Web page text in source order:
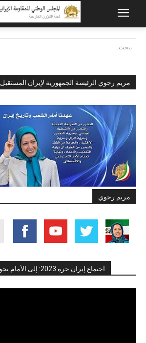
يبحث
مريم رجوي الرئيسة الجمهورية لإيران المستقبل
مريم رجوي
اجتماع إيران حرة 2023: إلى الأمام نحو جمهورية ديمقراطية